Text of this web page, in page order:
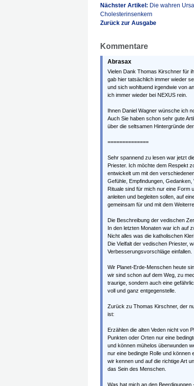
Nächster Artikel: Die wahren
Cholesterinsenkern
Zurück zur Ausgabe
Kommentare
Abrasax
Vielen Dank Thomas Kirschner für
gab hier tatsächlich immer wieder
und sich wohltuend irgendwie von
ich immer wieder bei NEXUS rein.
Ihnen Daniel Wagner wünsche ich
Auch Sie haben schon sehr gute
über die seltsamen Hintergründe
==============
Sehr spannend zu lesen war jetzt
Priester. Ich möchte dem Respekt
entwickelt um mit den
Gefühle, Empfindungen,
Rituale sind für mich nur eine Form
anleiten und begleiten sollen, auf
gemeinsam für und mit dem
Die Beschreibung der vedischen
In den letzten Monaten war ich auf
Nicht alles was die katholischen
Die Vielfalt der vedischen Priester,
Verbesserungsvorschläge einfallen.
Wir Planet-Erde-Menschen heute
wir sind schon auf dem Weg, zu
traurige, sondern auch eine
voll und ganz entgegenstelle.
Zurück zu Thomas Kirschner, der
ist:
Erzählen die alten Veden nicht von
Punkten oder Orten nur eine
und können mühelos überwunden
nur eine bedingte Rolle und
wir kennen und auf die richtige Art
das Sein des Menschen.
Was hat mich an den